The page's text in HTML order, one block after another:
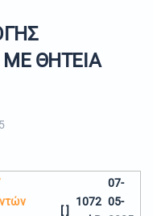
ΘΗΤΕΙΑ
[ ]
1072
07-
05-